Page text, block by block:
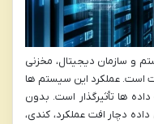
و سازمان دیجیتال، مخزنی
است. عملکرد این سیستم ها
ها تأثیرگذار است. بدون
دچار افت عملکرد، کندی،